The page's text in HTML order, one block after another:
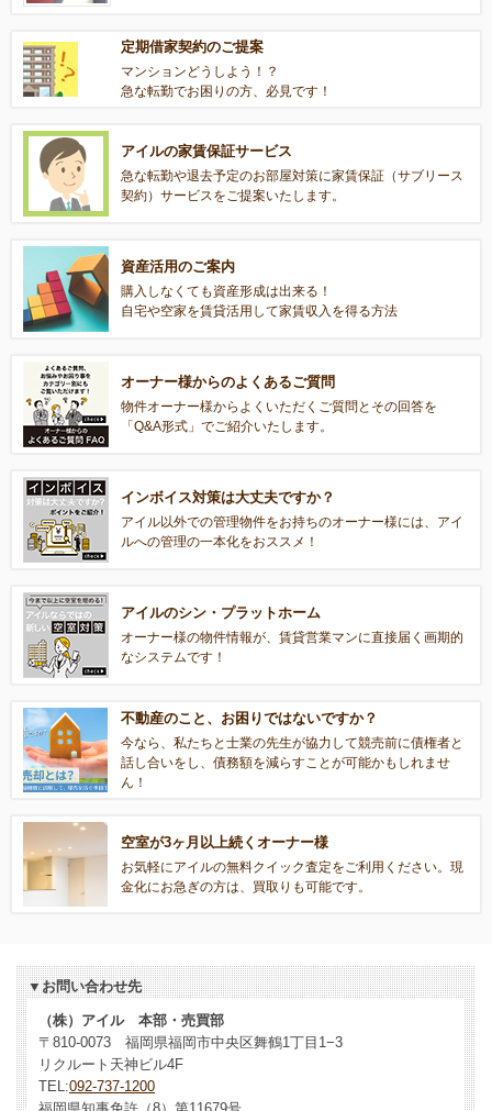
定期借家契約のご提案
マンションどうしよう！？
急な転勤でお困りの方、必見です！
アイルの家賃保証サービス
急な転勤や退去予定のお部屋対策に家賃保証（サブリース
契約）サービスをご提案いたします。
資産活用のご案内
購入しなくても資産形成は出来る！
自宅や空家を賃貸活用して家賃収入を得る方法
オーナー様からのよくあるご質問
物件オーナー様からよくいただくご質問とその回答を
「Q&A形式」でご紹介いたします。
インボイス対策は大丈夫ですか？
アイル以外での管理物件をお持ちのオーナー様には、アイ
ルへの管理の一本化をおススメ！
アイルのシン・プラットホーム
オーナー様の物件情報が、賃貸営業マンに直接届く画期的
なシステムです！
不動産のこと、お困りではないですか？
今なら、私たちと士業の先生が協力して競売前に債権者と
話し合いをし、債務額を減らすことが可能かもしれませ
ん！
空室が3ヶ月以上続くオーナー様
お気軽にアイルの無料クイック査定をご利用ください。現
金化にお急ぎの方は、買取りも可能です。
▼お問い合わせ先
（株）アイル 本部・売買部
〒810-0073 福岡県福岡市中央区舞鶴1丁目1−3
リクルート天神ビル4F
TEL:092-737-1200